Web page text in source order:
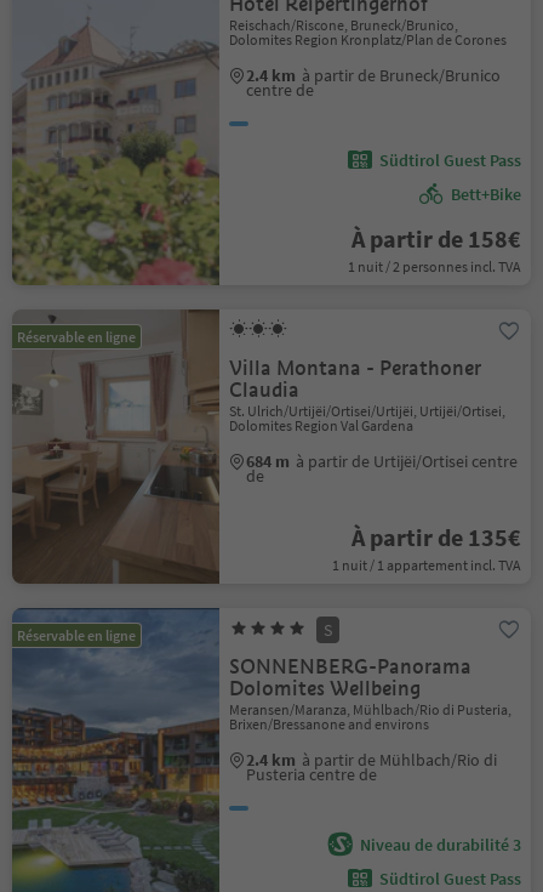
Reischach/Riscone, Bruneck/Brunico,
Dolomites Region Kronplatz/Plan de Corones
2.4 km à partir de Bruneck/Brunico
centre de
Südtirol Guest Pass
Bett+Bike
À partir de 158€
1 nuit / 2 personnes incl. TVA
Réservable en ligne
Villa Montana - Perathoner
Claudia
St. Ulrich/Urtijëi/Ortisei/Urtijëi, Urtijëi/Ortisei,
Dolomites Region Val Gardena
684 m à partir de Urtijëi/Ortisei centre
de
À partir de 135€
1 nuit / 1 appartement incl. TVA
Réservable en ligne S
SONNENBERG-Panorama
Dolomites Wellbeing
Meransen/Maranza, Mühlbach/Rio di Pusteria,
Brixen/Bressanone and environs
2.4 km à partir de Mühlbach/Rio di
Pusteria centre de
Niveau de durabilité 3
Südtirol Guest Pass